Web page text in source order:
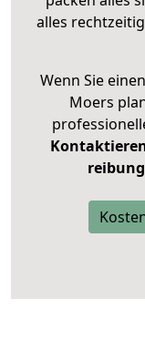
alles
Wenn Sie
Moers